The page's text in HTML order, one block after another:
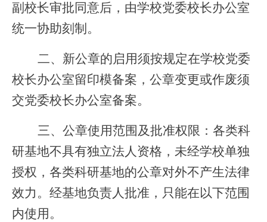
副校长审批同意后，由学校党委校长办公室
统一协助刻制。
二、新公章的启用须按规定在学校党委
校长办公室留印模备案，公章变更或作废须
交党委校长办公室备案。
三、公章使用范围及批准权限：各类科
研基地不具有独立法人资格，未经学校单独
授权，各类科研基地的公章对外不产生法律
效力。经基地负责人批准，只能在以下范围
内使用。